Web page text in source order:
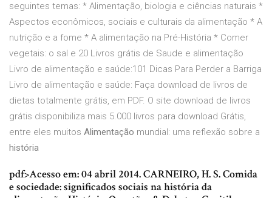
seguintes temas: * Alimentação, biologia e ciências naturais *
Aspectos econômicos, sociais e culturais da alimentação * A
nutrição e a fome * A alimentação na Pré-História * Comer
vegetais: o sal e 20 Livros grátis de Saude e alimentação
Livro de alimentação e saúde:101 Dicas Para Perder a Barriga
Livro de alimentação e saúde: Faça download de livros de
dietas totalmente grátis, em PDF. O site download de livros
grátis disponibiliza mais 5.000 livros para download Grátis,
entre eles muitos Alimentação mundial: uma reflexão sobre a
história
pdf>Acesso em: 04 abril 2014. CARNEIRO, H. S. Comida
e sociedade: significados sociais na história da